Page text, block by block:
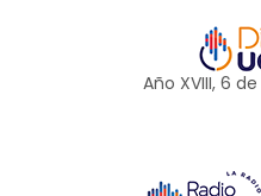
Año XVIII, 6 de